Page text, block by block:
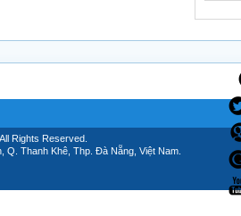
Rights Reserved.
Q. Thanh Khê, Thp. Đà Nẵng, Việt Nam.